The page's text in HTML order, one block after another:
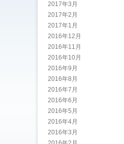
2017年3月
2017年2月
2017年1月
2016年12月
2016年11月
2016年10月
2016年9月
2016年8月
2016年7月
2016年6月
2016年5月
2016年4月
2016年3月